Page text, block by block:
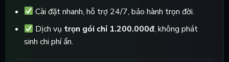
Cài đặt nhanh, hỗ trợ 24/7, bảo hành trọn đời.
Dịch vụ trọn gói chỉ 1.200.000đ, không phát
sinh chi phí ẩn.